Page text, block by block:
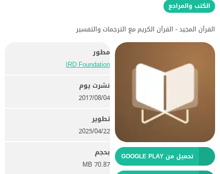
الكتب والمراجع
القرآن المجيد - القرآن الكريم مع الترجمات والتفسير
تحميل من GOOGLE PLAY
مطور
IRD Foundation
نشرت يوم
04‏/08‏/2017
تطوير
22‏/04‏/2025
بحجم
70.87 MB